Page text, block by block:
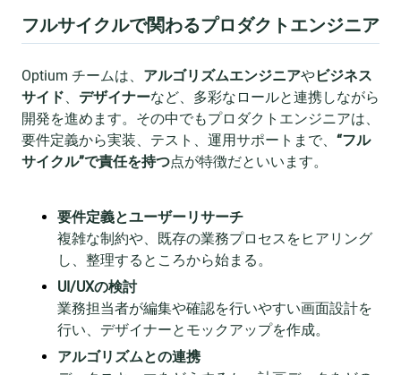
フルサイクルで関わるプロダクトエンジニア
Optium チームは、 アルゴリズムエンジニアやビジネス
サイド、 デザイナーなど、多彩なロールと連携しながら
開発を進めます。その中でもプロダクトエンジニアは、
要件定義から実装、テスト、運用サポートまで、 “フル
サイクル”で責任を持つ点が特徴だといいます。
要件定義とユーザーリサーチ
複雑な制約や、既存の業務プロセスをヒアリング
し、整理するところから始まる。
UI/UXの検討
業務担当者が編集や確認を行いやすい画面設計を
行い、デザイナーとモックアップを作成。
アルゴリズムとの連携